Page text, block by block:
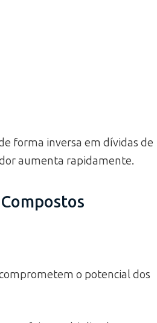
forma inversa em dívidas de
aumenta rapidamente.
o potencial dos